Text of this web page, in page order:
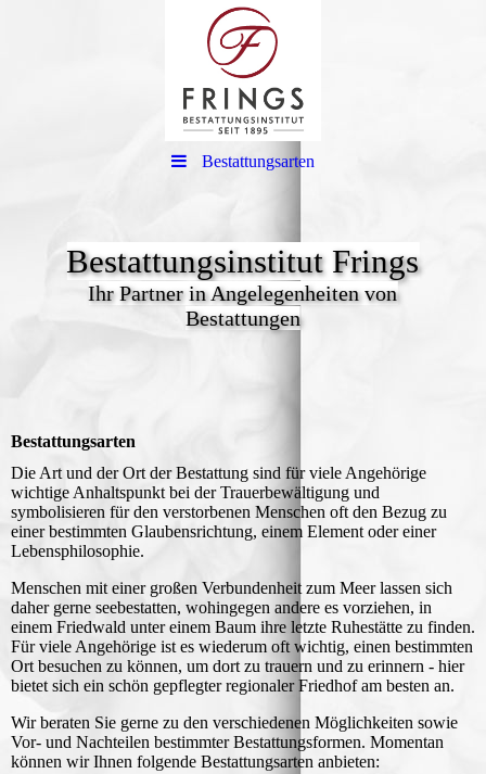
Bestattungsarten
Bestattungsinstitut Frings
Ihr Partner in Angelegenheiten von
Bestattungen
Bestattungs­arten
Die Art und der Ort der Bestattung sind für viele Angehörige
wichtige Anhaltspunkt bei der Trauerbewältigung und
symbolisieren für den verstorbenen Menschen oft den Bezug zu
einer bestimmten Glaubensrichtung, einem Element oder einer
Lebensphilosophie.
Menschen mit einer großen Verbundenheit zum Meer lassen sich
daher gerne seebestatten, wohingegen andere es vorziehen, in
einem Friedwald unter einem Baum ihre letzte Ruhestätte zu finden.
Für viele Angehörige ist es wiederum oft wichtig, einen bestimmten
Ort besuchen zu können, um dort zu trauern und zu erinnern - hier
bietet sich ein schön gepflegter regionaler Friedhof am besten an.
Wir beraten Sie gerne zu den verschiedenen Möglichkeiten sowie
Vor- und Nachteilen bestimmter Bestattungsformen. Momentan
können wir Ihnen folgende Bestattungsarten anbieten: